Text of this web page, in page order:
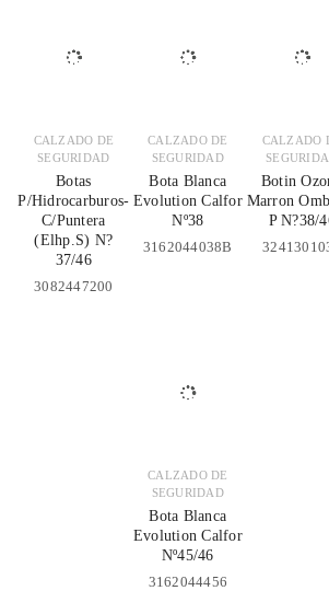
CALZADO DE
SEGURIDAD
Botas
P/Hidrocarburos-
C/Puntera
(Elhp.S) N?
37/46
3082447200
CALZADO DE
SEGURIDAD
Bota Blanca
Evolution Calfor
Nº38
3162044038B
CALZADO
Botin
Marron
P N?38/
CALZADO DE
SEGURIDAD
Bota Blanca
Evolution Calfor
Nº45/46
3162044456